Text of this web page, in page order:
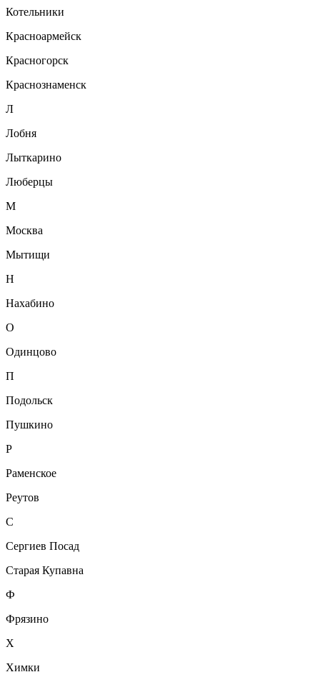
Котельники
Красноармейск
Красногорск
Краснознаменск
Л
Лобня
Лыткарино
Люберцы
М
Москва
Мытищи
Н
Нахабино
О
Одинцово
П
Подольск
Пушкино
Р
Раменское
Реутов
С
Сергиев Посад
Старая Купавна
Ф
Фрязино
Х
Химки